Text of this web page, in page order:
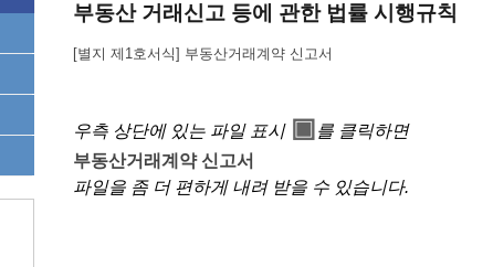
부동산 거래신고 등에 관한 법률 시행규칙
[별지 제1호서식] 부동산거래계약 신고서
우측 상단에 있는 파일 표시 ▣를 클릭하면
부동산거래계약 신고서
파일을 좀 더 편하게 내려 받을 수 있습니다.